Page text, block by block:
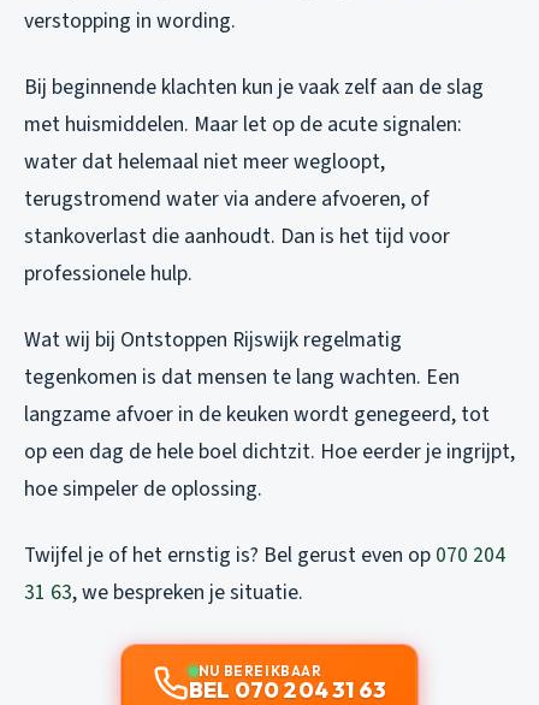
verstopping in wording.
Bij beginnende klachten kun je vaak zelf aan de slag
met huismiddelen. Maar let op de acute signalen:
water dat helemaal niet meer wegloopt,
terugstromend water via andere afvoeren, of
stankoverlast die aanhoudt. Dan is het tijd voor
professionele hulp.
Wat wij bij Ontstoppen Rijswijk regelmatig
tegenkomen is dat mensen te lang wachten. Een
langzame afvoer in de keuken wordt genegeerd, tot
op een dag de hele boel dichtzit. Hoe eerder je ingrijpt,
hoe simpeler de oplossing.
Twijfel je of het ernstig is? Bel gerust even op 070 204
31 63, we bespreken je situatie.
NU BEREIKBAAR
BEL 070 204 31 63